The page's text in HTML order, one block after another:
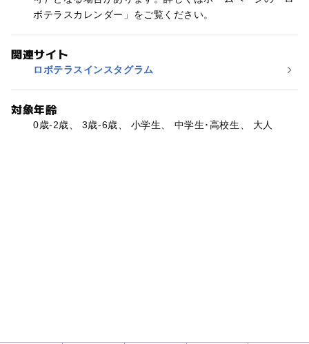
ボテラスカレンダー」をご覧ください。
関連サイト
ロボテラスインスタグラム
対象年齢
0歳-2歳、 3歳-6歳、 小学生、 中学生･高校生、 大人